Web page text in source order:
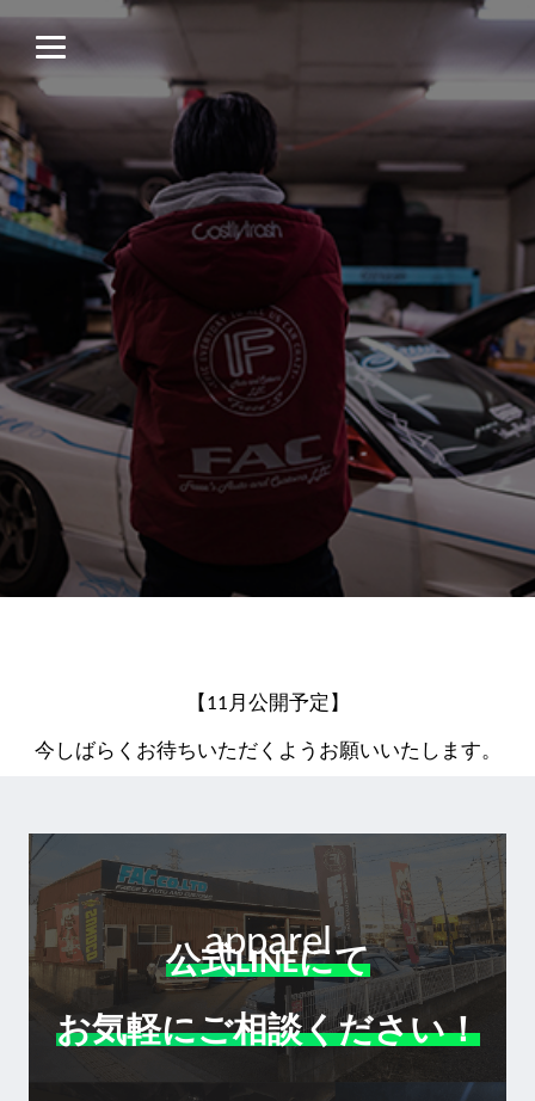
apparel
【11月公開予定】
今しばらくお待ちいただくようお願いいたします。
公式LINEにて
お気軽にご相談ください！